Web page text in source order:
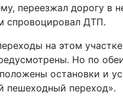
переезжал дорогу в
спровоцировал ДТП.
на этом
Но по
остановки и
пешеходный переход».